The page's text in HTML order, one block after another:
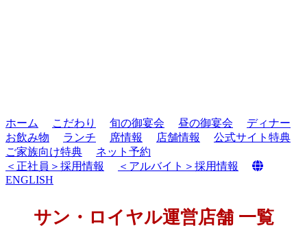
ホーム こだわり 旬の御宴会 昼の御宴会
ディナー
お飲み物
ランチ 席情報 店舗情報
公式サイト特典
ご家族向け特典
ネット予約
＜正社員＞採用情報
＜アルバイト＞採用情報
ENGLISH
サン・ロイヤル運営店舗 一覧